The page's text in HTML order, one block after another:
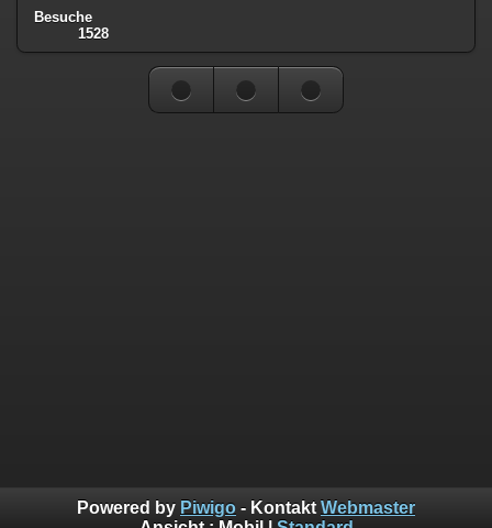
Besuche
1528
Powered by Piwigo - Kontakt Webmaster